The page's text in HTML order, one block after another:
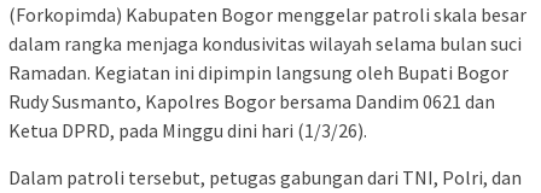
(Forkopimda) Kabupaten Bogor menggelar patroli skala besar
dalam rangka menjaga kondusivitas wilayah selama bulan suci
Ramadan. Kegiatan ini dipimpin langsung oleh Bupati Bogor
Rudy Susmanto, Kapolres Bogor bersama Dandim 0621 dan
Ketua DPRD, pada Minggu dini hari (1/3/26).
Dalam patroli tersebut, petugas gabungan dari TNI, Polri, dan